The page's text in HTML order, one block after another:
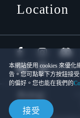
本網站使用 cookies 來優
告。您可點擊下方按鈕接
的偏好。您也能在我們的
接受
Location